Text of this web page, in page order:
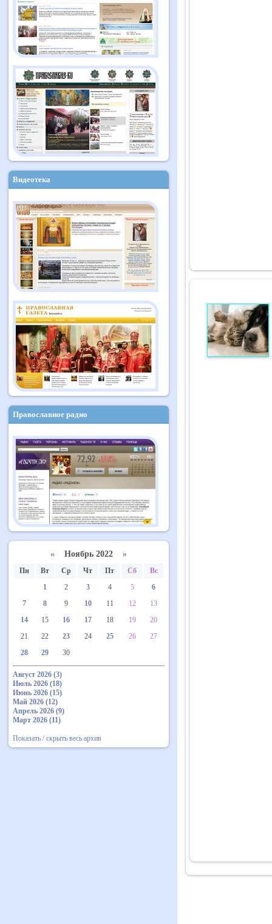
Видеотека
Православное радио
« Ноябрь 2022 »
Пн Вт Ср Чт Пт Сб
Вс
1
2 3 4 5
6
7
8 9 10 11 12
13
14
15 16 17 18 19
20
21
22 23 24 25 26
27
28
29 30
Август 2026 (3)
Июль 2026 (18)
Июнь 2026 (15)
Май 2026 (12)
Апрель 2026 (9)
Март 2026 (11)
Показать / скрыть весь архив